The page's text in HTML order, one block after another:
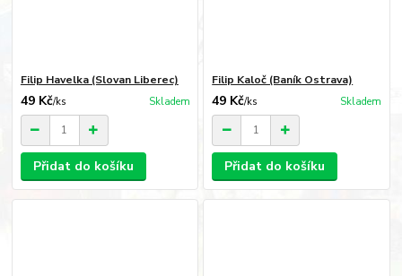
Filip Havelka (Slovan Liberec)
49 Kč/ks Skladem
Přidat do košíku
Filip Kaloč (Baník Ostrava)
49 Kč/ks Skladem
Přidat do košíku